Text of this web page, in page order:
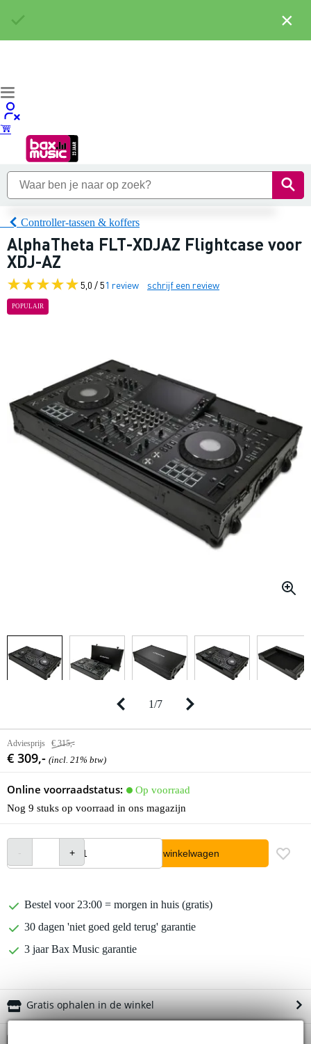
Controller-tassen & koffers
AlphaTheta FLT-XDJAZ Flightcase voor
XDJ-AZ
5,0 / 51 review schrijf een review
POPULAIR
1/7
Adviesprijs € 315,-
€ 309,- (incl. 21% btw)
Online voorraadstatus:
Op voorraad
Nog 9 stuks op voorraad in ons magazijn
In winkelwagen
Bestel voor 23:00 = morgen in huis (gratis)
30 dagen 'niet goed geld terug' garantie
3 jaar Bax Music garantie
Gratis ophalen in de winkel
×